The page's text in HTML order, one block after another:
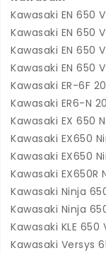
Kawasaki EN 650
Kawasaki EN 650
Kawasaki EN 650
Kawasaki EN 650
Kawasaki ER-6F
Kawasaki ER6-N
Kawasaki EX 650
Kawasaki EX650
Kawasaki EX650
Kawasaki EX650R
Kawasaki Ninja
Kawasaki Ninja
Kawasaki KLE
Kawasaki Versys